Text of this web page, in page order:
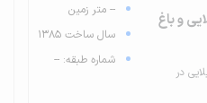
و باغ
در
-- متر زمین
سال ساخت 1385
شماره طبقه: --